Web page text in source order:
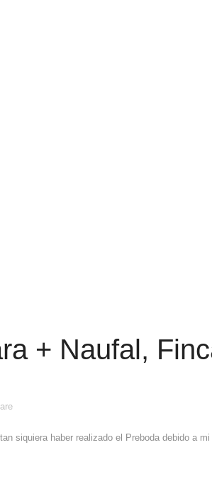
+ Naufal,
siquiera haber realizado el Preboda debido a